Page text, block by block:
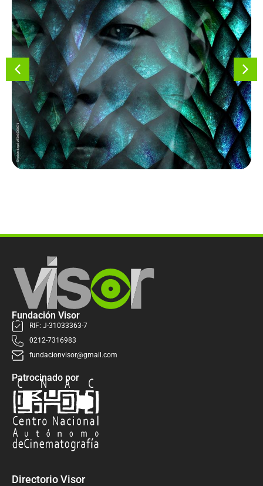
Fundación Visor
RIF: J-31033363-7
0212-7316983
fundacionvisor@gmail.com
Patrocinado por
Directorio Visor